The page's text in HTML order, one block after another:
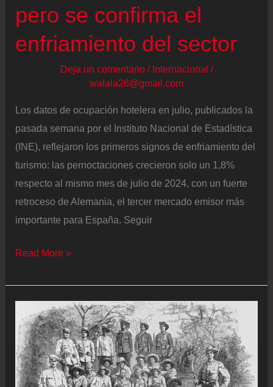
pero se confirma el
enfriamiento del sector
Deja un comentario / Internacional /
walala26@gmail.com
Los datos de ocupación hotelera en julio, publicados la
pasada semana por el Instituto Nacional de Estadística
(INE), reflejaron los primeros signos de enfriamiento del
turismo: las pernoctaciones crecieron solo un 1,8%
respecto al mismo mes de julio de 2024, con un fuerte
retroceso de Alemania, el tercer mercado emisor más
importante para España. Seguir
La
de
superó
por
primera
vez
Read More »